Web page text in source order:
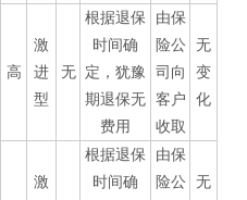
高
激
进
型
无
根据退保
时间确
定，犹豫
期退保无
费用
由保
险公
司向
客户
收取
无
变
化
激
根据退保
时间确
由保
险公
无